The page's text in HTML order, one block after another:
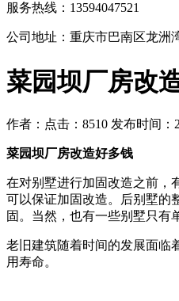
菜园坝厂房改
作者： 点击：8510 发布时间：
菜园坝厂房改造好多钱
在对别墅进行加固改造之前，
可以保证加固改造。后别墅的
固。当然，也有一些别墅只有
老旧建筑随着时间的发展面临
用寿命。
服务热线：13594047521
公司地址：重庆市巴南区龙洲